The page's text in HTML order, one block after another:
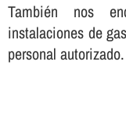
También nos
instalaciones de
personal autorizado.